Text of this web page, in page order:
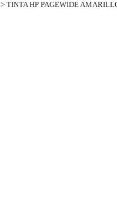
> TINTA HP PAGEWIDE